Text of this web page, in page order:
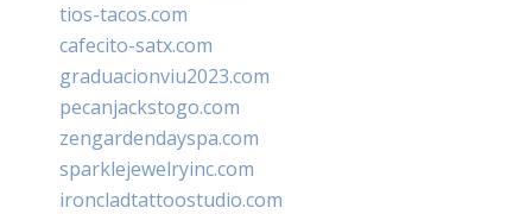
tios-tacos.com
cafecito-satx.com
graduacionviu2023.com
pecanjackstogo.com
zengardendayspa.com
sparklejewelryinc.com
ironcladtattoostudio.com